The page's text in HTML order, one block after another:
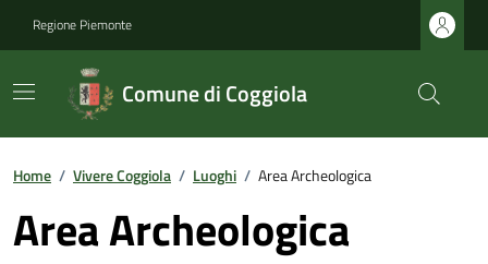
Regione Piemonte
Comune di Coggiola
Home / Vivere Coggiola / Luoghi / Area Archeologica
Area Archeologica